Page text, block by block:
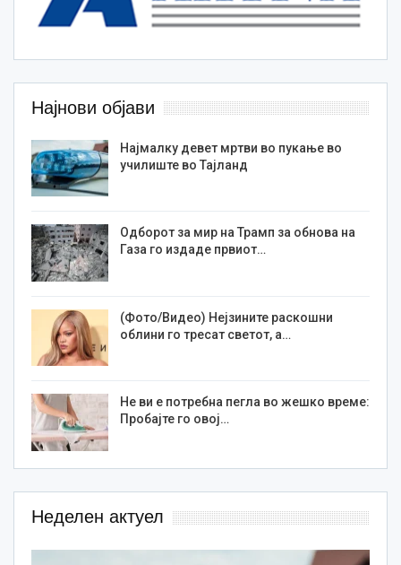
Најнови објави
Најмалку девет мртви во пукање во
училиште во Тајланд
Одборот за мир на Трамп за обнова на
Газа го издаде првиот…
(Фото/Видео) Нејзините раскошни
облини го тресат светот, а…
Не ви е потребна пегла во жешко време:
Пробајте го овој…
Неделен актуел